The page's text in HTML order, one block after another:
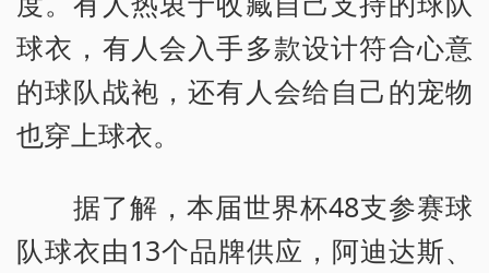
球衣，有人会入手多款设计符合心意
的球队战袍，还有人会给自己的宠物
也穿上球衣。
据了解，本届世界杯48支参赛球
队球衣由13个品牌供应，阿迪达斯、